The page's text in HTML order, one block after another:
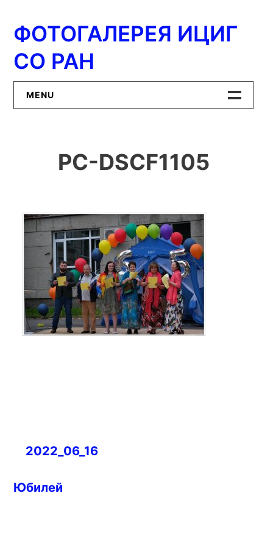
содержимому
ФОТОГАЛЕРЕЯ ИЦИГ
СО РАН
MENU
ИЦиГ СО РАН
PC-DSCF1105
Навигация
записям
2022_06_16
Юбилей